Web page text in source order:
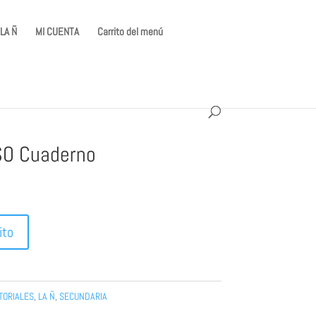
LA Ñ MI CUENTA Carrito del menú
Cuaderno
, LA Ñ, SECUNDARIA